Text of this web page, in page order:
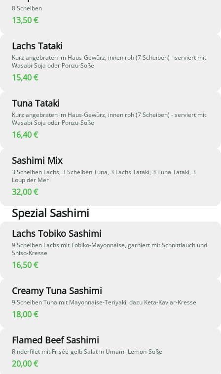
8 Scheiben
13,50 €
Lachs Tataki
Kurz angebraten im Haus-Gewürz, innen roh (7 Scheiben) - serviert mit
Wasabi-Soja oder Ponzu-Soße
15,40 €
Tuna Tataki
Kurz angebraten im Haus-Gewürz, innen roh (7 Scheiben) - serviert mit
Wasabi-Soja oder Ponzu-Soße
16,40 €
Sashimi Mix
3 Scheiben Lachs, 3 Scheiben Tuna, 3 Lachs Tataki, 3 Tuna Tataki, 3
Loup der Mer
32,00 €
Spezial Sashimi
Lachs Tobiko Sashimi
9 Scheiben Lachs mit Tobiko-Mayonnaise, garniert mit Schnittlauch und
Shiso-Kresse
16,50 €
Creamy Tuna Sashimi
9 Scheiben Tuna mit Mayonnaise-Teriyaki, dazu Keta-Kaviar-Kresse
18,00 €
Flamed Beef Sashimi
Rinderfilet mit Frisée-gelb Salat in Umami-Lemon-Soße
20,00 €